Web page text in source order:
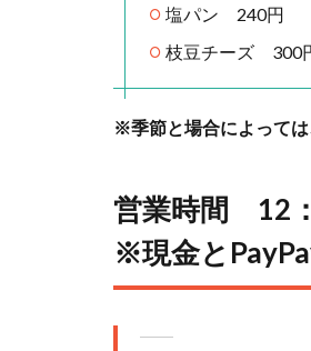
塩パン 240円
枝豆チーズ
※季節と場合によっては
営業時間 12
※現金と